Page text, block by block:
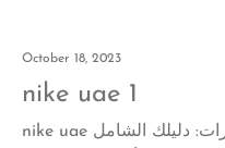
October 18, 2023
nike uae 1
nike uae انقر هنا لشراء الآن “نايكي الإمارات: دليلك الشامل